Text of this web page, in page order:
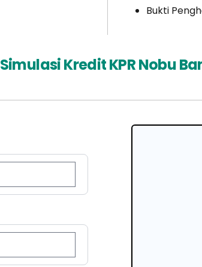
Bukti
Simulasi Kredit KPR Nobu